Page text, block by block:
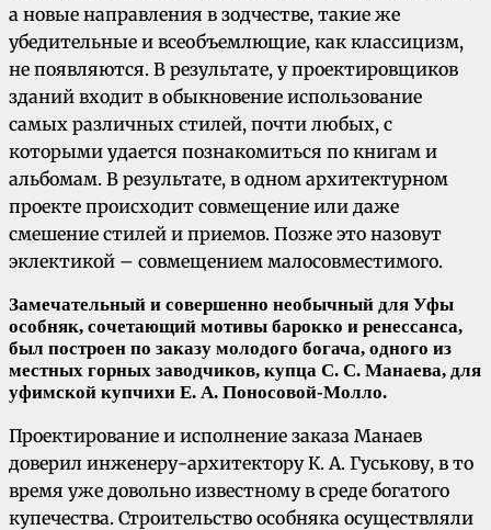
а новые направления в зодчестве, такие же
убедительные и всеобъемлющие, как классицизм,
не появляются. В результате, у проектировщиков
зданий входит в обыкновение использование
самых различных стилей, почти любых, с
которыми удается познакомиться по книгам и
альбомам. В результате, в одном архитектурном
проекте происходит совмещение или даже
смешение стилей и приемов. Позже это назовут
эклектикой – совмещением малосовместимого.
Замечательный и совершенно необычный для Уфы
особняк, сочетающий мотивы барокко и ренессанса,
был построен по заказу молодого богача, одного из
местных горных заводчиков, купца С. С. Манаева, для
уфимской купчихи Е. А. Поносовой-Молло.
Проектирование и исполнение заказа Манаев
доверил инженеру-архитектору К. А. Гуськову, в то
время уже довольно известному в среде богатого
купечества. Строительство особняка осуществляли